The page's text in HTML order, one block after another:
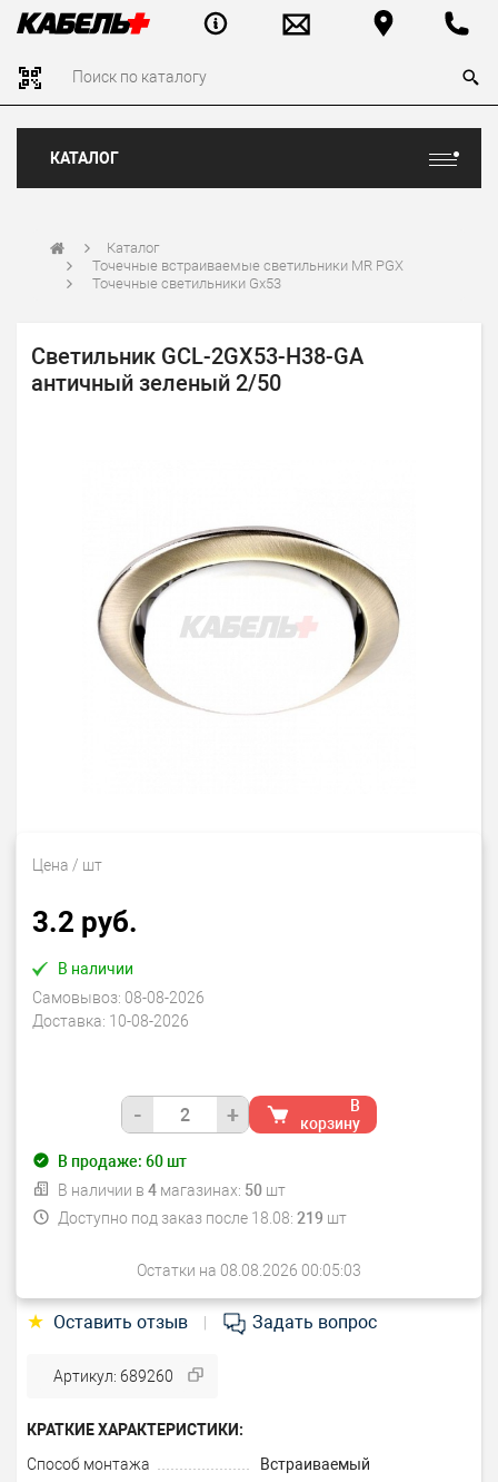
КАТАЛОГ
Каталог
Точечные встраиваемые светильники MR PGX
Точечные светильники Gx53
Светильник GCL-2GX53-H38-GA
античный зеленый 2/50
Цена / шт
3.2 руб.
В наличии
Самовывоз: 08-08-2026
Доставка: 10-08-2026
- +
В
корзину
В продаже: 60шт
В наличии в 4 магазинах: 50шт
Доступно под заказ после 18.08: 219 шт
Остатки на 08.08.2026 00:05:03
★ Оставить отзыв Задать вопрос
Артикул: 689260
КРАТКИЕ ХАРАКТЕРИСТИКИ:
Способ монтажа
Встраиваемый